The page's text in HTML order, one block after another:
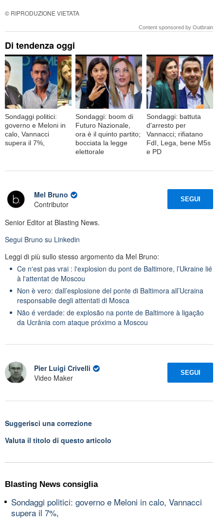
© RIPRODUZIONE VIETATA
Content sponsored by Outbrain
Di tendenza oggi
Sondaggi politici:
governo e Meloni in
calo, Vannacci
supera il 7%,
Sondaggi: boom di
Futuro Nazionale,
ora è il quinto partito;
bocciata la legge
elettorale
Sondaggi: battuta
d'arresto per
Vannacci; rifiatano
FdI, Lega, bene M5s
e PD
Mel Bruno
Contributor
SEGUI
Senior Editor at Blasting News.
Segui Bruno su Linkedin
Leggi di più sullo stesso argomento da Mel Bruno:
Ce n'est pas vrai : l'explosion du pont de Baltimore, l’Ukraine lié
à l'attentat de Moscou
Non è vero: dall’esplosione del ponte di Baltimora all’Ucraina
responsabile degli attentati di Mosca
Não é verdade: de explosão na ponte de Baltimore à ligação
da Ucrânia com ataque próximo a Moscou
Pier Luigi Crivelli
Video Maker
SEGUI
Suggerisci una correzione
Valuta il titolo di questo articolo
Blasting News consiglia
Sondaggi politici: governo e Meloni in calo, Vannacci
supera il 7%,